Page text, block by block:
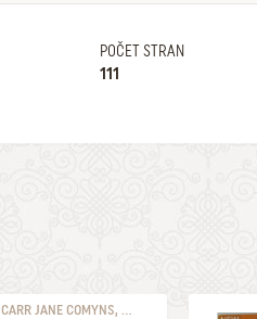
POČET STRAN
111
CARR JANE COMYNS, ...